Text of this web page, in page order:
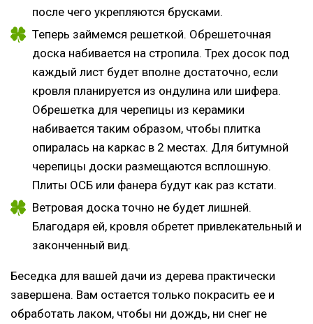
после чего укрепляются брусками.
Теперь займемся решеткой. Обрешеточная
доска набивается на стропила. Трех досок под
каждый лист будет вполне достаточно, если
кровля планируется из ондулина или шифера.
Обрешетка для черепицы из керамики
набивается таким образом, чтобы плитка
опиралась на каркас в 2 местах. Для битумной
черепицы доски размещаются всплошную.
Плиты ОСБ или фанера будут как раз кстати.
Ветровая доска точно не будет лишней.
Благодаря ей, кровля обретет привлекательный и
законченный вид.
Беседка для вашей дачи из дерева практически
завершена. Вам остается только покрасить ее и
обработать лаком, чтобы ни дождь, ни снег не